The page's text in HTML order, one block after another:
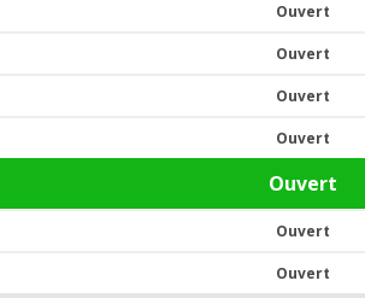
Ouvert
Ouvert
Ouvert
Ouvert
Ouvert
Ouvert
Ouvert